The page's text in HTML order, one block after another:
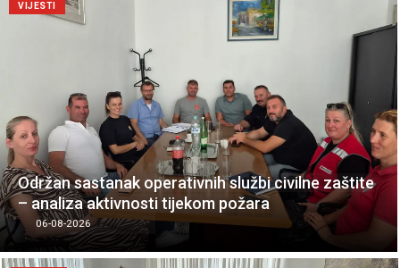
Održan sastanak operativnih službi civilne zaštite
– analiza aktivnosti tijekom požara
VIJESTI
06-08-2026